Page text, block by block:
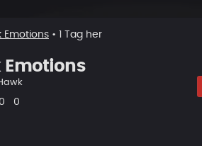
Emotions • 1 Tag her
Emotions
10 Kommentare
0